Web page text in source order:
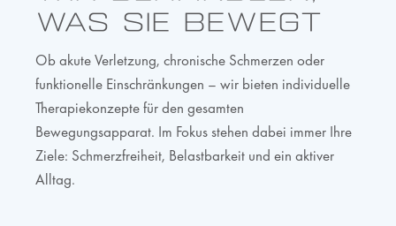
Prävention
Sportklinik
Patienteninformationen
was sie bewegt
Ob akute Verletzung, chronische Schmerzen oder
funktionelle Einschränkungen – wir bieten individuelle
Therapiekonzepte für den gesamten
Bewegungsapparat. Im Fokus stehen dabei immer Ihre
Ziele: Schmerzfreiheit, Belastbarkeit und ein aktiver
Alltag.